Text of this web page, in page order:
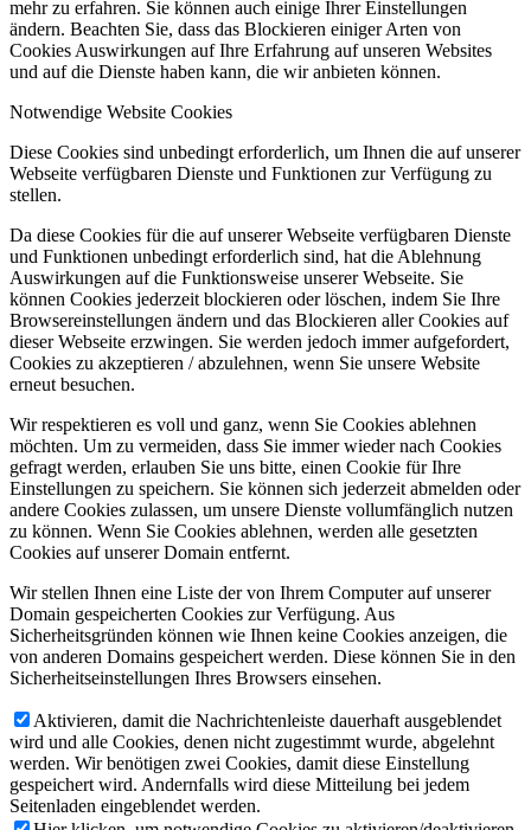
mehr zu erfahren. Sie können auch einige Ihrer Einstellungen
ändern. Beachten Sie, dass das Blockieren einiger Arten von
Cookies Auswirkungen auf Ihre Erfahrung auf unseren Websites
und auf die Dienste haben kann, die wir anbieten können.
Notwendige Website Cookies
Diese Cookies sind unbedingt erforderlich, um Ihnen die auf unserer
Webseite verfügbaren Dienste und Funktionen zur Verfügung zu
stellen.
Da diese Cookies für die auf unserer Webseite verfügbaren Dienste
und Funktionen unbedingt erforderlich sind, hat die Ablehnung
Auswirkungen auf die Funktionsweise unserer Webseite. Sie
können Cookies jederzeit blockieren oder löschen, indem Sie Ihre
Browsereinstellungen ändern und das Blockieren aller Cookies auf
dieser Webseite erzwingen. Sie werden jedoch immer aufgefordert,
Cookies zu akzeptieren / abzulehnen, wenn Sie unsere Website
erneut besuchen.
Wir respektieren es voll und ganz, wenn Sie Cookies ablehnen
möchten. Um zu vermeiden, dass Sie immer wieder nach Cookies
gefragt werden, erlauben Sie uns bitte, einen Cookie für Ihre
Einstellungen zu speichern. Sie können sich jederzeit abmelden oder
andere Cookies zulassen, um unsere Dienste vollumfänglich nutzen
zu können. Wenn Sie Cookies ablehnen, werden alle gesetzten
Cookies auf unserer Domain entfernt.
Wir stellen Ihnen eine Liste der von Ihrem Computer auf unserer
Domain gespeicherten Cookies zur Verfügung. Aus
Sicherheitsgründen können wie Ihnen keine Cookies anzeigen, die
von anderen Domains gespeichert werden. Diese können Sie in den
Sicherheitseinstellungen Ihres Browsers einsehen.
Aktivieren, damit die Nachrichtenleiste dauerhaft ausgeblendet
wird und alle Cookies, denen nicht zugestimmt wurde, abgelehnt
werden. Wir benötigen zwei Cookies, damit diese Einstellung
gespeichert wird. Andernfalls wird diese Mitteilung bei jedem
Seitenladen eingeblendet werden.